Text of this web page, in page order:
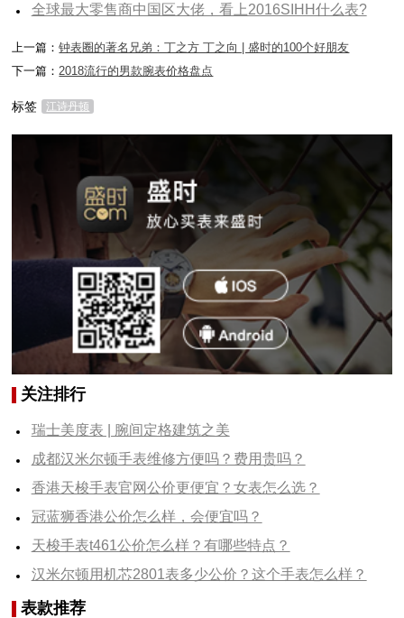
全球最大零售商中国区大佬，看上2016SIHH什么表?
上一篇：钟表圈的著名兄弟：丁之方 丁之向 | 盛时的100个好朋友
下一篇： 2018流行的男款腕表价格盘点
标签 江诗丹顿
关注排行
瑞士美度表 | 腕间定格建筑之美
成都汉米尔顿手表维修方便吗？费用贵吗？
香港天梭手表官网公价更便宜？女表怎么选？
冠蓝狮香港公价怎么样，会便宜吗？
天梭手表t461公价怎么样？有哪些特点？
汉米尔顿用机芯2801表多少公价？这个手表怎么样？
表款推荐